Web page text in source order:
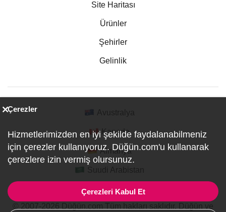
Site Haritası
Ürünler
Şehirler
Gelinlik
Kanada
Almanya
Çerezler
Hizmetlerimizden en iyi şekilde faydalanabilmeniz
için çerezler kullanıyoruz. Düğün.com'u kullanarak
çerezlere izin vermiş olursunuz.
Çerezleri Kabul Et